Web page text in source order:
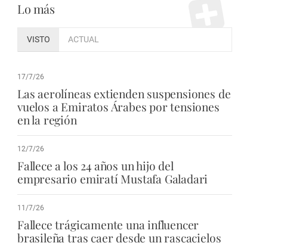
Lo más
VISTO ACTUAL
17/7/26
Las aerolíneas extienden suspensiones de
vuelos a Emiratos Árabes por tensiones
en la región
12/7/26
Fallece a los 24 años un hijo del
empresario emiratí Mustafa Galadari
11/7/26
Fallece trágicamente una influencer
brasileña tras caer desde un rascacielos